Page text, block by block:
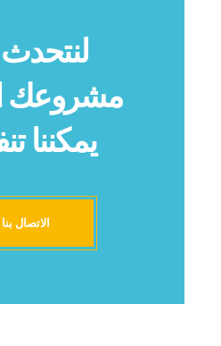
مشروعك
يمكننا
الاتصال بنا